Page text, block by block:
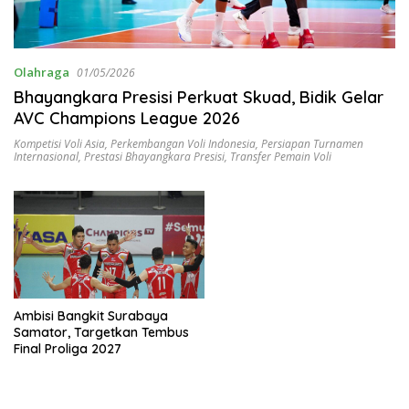
Olahraga 01/05/2026
Bhayangkara Presisi Perkuat Skuad, Bidik Gelar
AVC Champions League 2026
Kompetisi Voli Asia, Perkembangan Voli Indonesia, Persiapan Turnamen
Internasional, Prestasi Bhayangkara Presisi, Transfer Pemain Voli
Ambisi Bangkit Surabaya
Samator, Targetkan Tembus
Final Proliga 2027